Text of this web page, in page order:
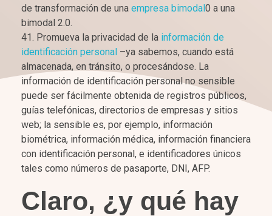
de transformación de una empresa bimodal0 a una
bimodal 2.0.
Promueva la privacidad de la información de
identificación personal –ya sabemos, cuando está
almacenada, en tránsito, o procesándose. La
información de identificación personal no sensible
puede ser fácilmente obtenida de registros públicos,
guías telefónicas, directorios de empresas y sitios
web; la sensible es, por ejemplo, información
biométrica, información médica, información financiera
con identificación personal, e identificadores únicos
tales como números de pasaporte, DNI, AFP.
Claro, ¿y qué hay